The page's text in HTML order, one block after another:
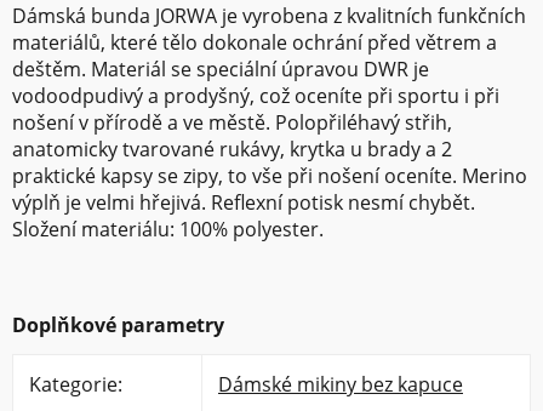
Dámská bunda JORWA je vyrobena z kvalitních funkčních
materiálů, které tělo dokonale ochrání před větrem a
deštěm. Materiál se speciální úpravou DWR je
vodoodpudivý a prodyšný, což oceníte při sportu i při
nošení v přírodě a ve městě. Polopřiléhavý střih,
anatomicky tvarované rukávy, krytka u brady a 2
praktické kapsy se zipy, to vše při nošení oceníte. Merino
výplň je velmi hřejivá. Reflexní potisk nesmí chybět.
Složení materiálu: 100% polyester.
Doplňkové parametry
Kategorie: Dámské mikiny bez kapuce